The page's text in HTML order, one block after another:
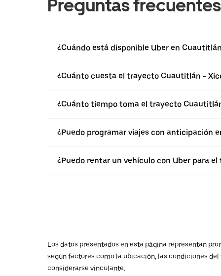
Preguntas frecuentes
¿Cuándo está disponible Uber en
¿Cuánto cuesta el trayecto Cuautitlán -
¿Cuánto tiempo toma el trayecto
¿Puedo programar viajes con anticipación
¿Puedo rentar un vehículo con Uber para
Los datos presentados en esta página representan
según factores como la ubicación, las condiciones
considerarse vinculante.